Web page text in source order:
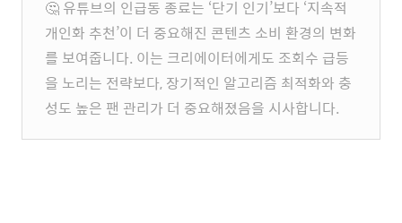
🤔 유튜브의 인급동 종료는 ‘단기 인기’보다 ‘지속적
개인화 추천’이 더 중요해진 콘텐츠 소비 환경의 변화
를 보여줍니다. 이는 크리에이터에게도 조회수 급등
을 노리는 전략보다, 장기적인 알고리즘 최적화와 충
성도 높은 팬 관리가 더 중요해졌음을 시사합니다.